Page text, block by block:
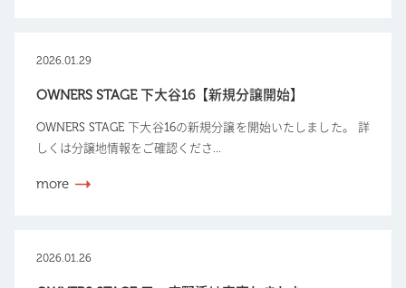
2026.01.29
OWNERS STAGE 下大谷16【新規分譲開始】
OWNERS STAGE 下大谷16の新規分譲を開始いたしました。 詳
しくは分譲地情報をご確認くださ...
more
2026.01.26